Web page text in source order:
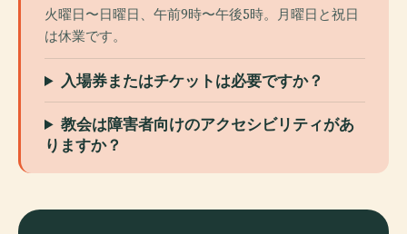
火曜日〜日曜日、午前9時〜午後5時。月曜日と祝日
は休業です。
入場券またはチケットは必要ですか？
教会は障害者向けのアクセシビリティがあ
りますか？